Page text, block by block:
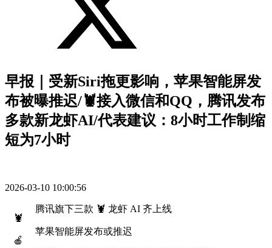
早报｜受新Siri拖更影响，苹果智能屏发
布被曝推迟/🦞接入微信和QQ，腾讯发布
多款新龙虾AI/代表建议：8小时工作制缩
短为7小时
2026-03-10 10:00:56
🦞
腾讯旗下三款 🦞 龙虾 AI 齐上线
🍎
苹果智能屏发布或推迟